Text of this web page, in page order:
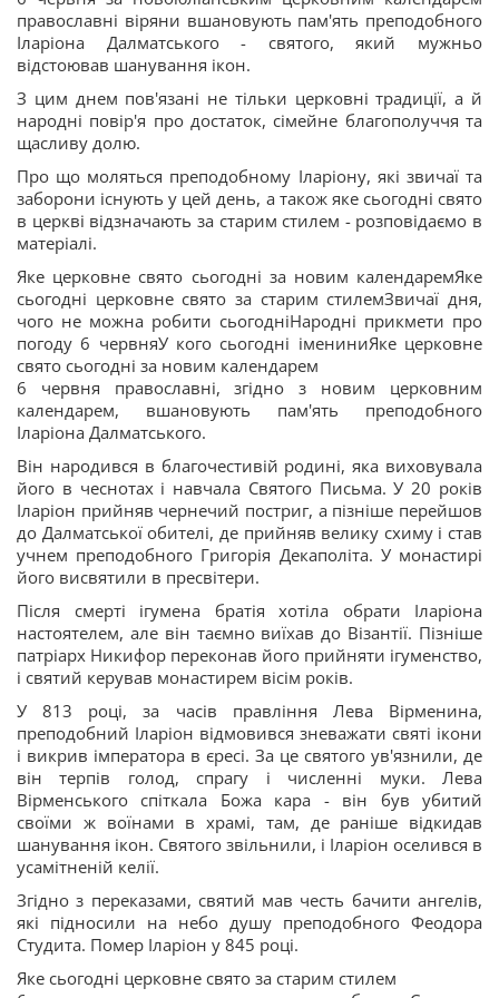
православні віряни вшановують пам'ять преподобного
Іларіона Далматського - святого, який мужньо
відстоював шанування ікон.
З цим днем пов'язані не тільки церковні традиції, а й
народні повір'я про достаток, сімейне благополуччя та
щасливу долю.
Про що моляться преподобному Іларіону, які звичаї та
заборони існують у цей день, а також яке сьогодні свято
в церкві відзначають за старим стилем - розповідаємо в
матеріалі.
Яке церковне свято сьогодні за новим календаремЯке
сьогодні церковне свято за старим стилемЗвичаї дня,
чого не можна робити сьогодніНародні прикмети про
погоду 6 червняУ кого сьогодні імениниЯке церковне
свято сьогодні за новим календарем
6 червня православні, згідно з новим церковним
календарем, вшановують пам'ять преподобного
Іларіона Далматського.
Він народився в благочестивій родині, яка виховувала
його в чеснотах і навчала Святого Письма. У 20 років
Іларіон прийняв чернечий постриг, а пізніше перейшов
до Далматської обителі, де прийняв велику схиму і став
учнем преподобного Григорія Декаполіта. У монастирі
його висвятили в пресвітери.
Після смерті ігумена братія хотіла обрати Іларіона
настоятелем, але він таємно виїхав до Візантії. Пізніше
патріарх Никифор переконав його прийняти ігуменство,
і святий керував монастирем вісім років.
У 813 році, за часів правління Лева Вірменина,
преподобний Іларіон відмовився зневажати святі ікони
і викрив імператора в єресі. За це святого ув'язнили, де
він терпів голод, спрагу і численні муки. Лева
Вірменського спіткала Божа кара - він був убитий
своїми ж воїнами в храмі, там, де раніше відкидав
шанування ікон. Святого звільнили, і Іларіон оселився в
усамітненій келії.
Згідно з переказами, святий мав честь бачити ангелів,
які підносили на небо душу преподобного Феодора
Студита. Помер Іларіон у 845 році.
Яке сьогодні церковне свято за старим стилем